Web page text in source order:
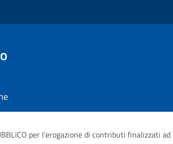
per l'erogazione di contributi finalizzati